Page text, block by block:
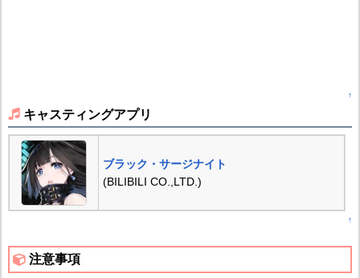
↑
キャスティングアプリ
ブラック・サージナイト
(BILIBILI CO.,LTD.)
↑
注意事項